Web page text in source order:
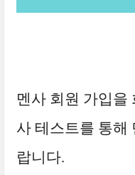
멘사 회원 가입을
사 테스트를 통해
랍니다.